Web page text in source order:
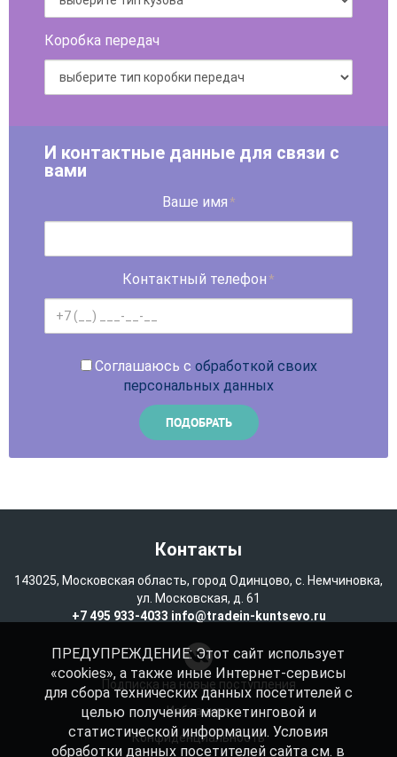
Коробка передач
И контактные данные для связи с
вами
Ваше имя *
Контактный телефон *
Соглашаюсь с обработкой своих
персональных данных
Контакты
143025, Московская область, город Одинцово, с. Немчиновка,
ул. Московская, д. 61
+7 495 933-4033 info@tradein-kuntsevo.ru
Подписка на новые поступления
Избранное
Конфиденциальность
ПРЕДУПРЕЖДЕНИЕ: Этот сайт использует
«cookies», а также иные Интернет-сервисы
для сбора технических данных посетителей с
целью получения маркетинговой и
статистической информации. Условия
обработки данных посетителей сайта см. в